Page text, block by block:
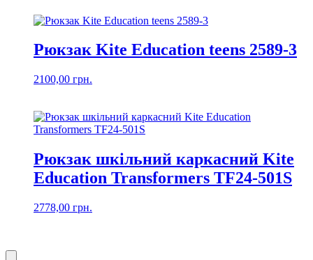
Рюкзак Kite Education teens 2589-3
2100,00 грн.
Рюкзак шкільний каркасний Kite
Education Transformers TF24-501S
2778,00 грн.